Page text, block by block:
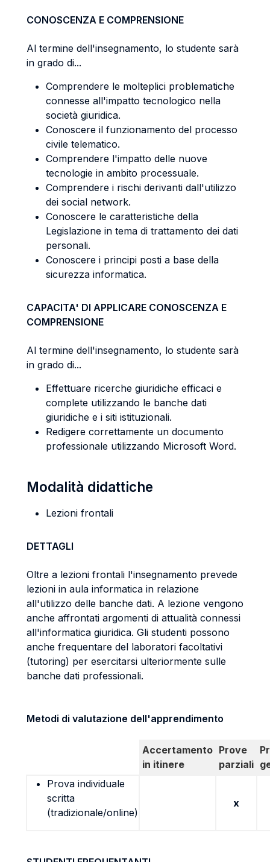
CONOSCENZA E COMPRENSIONE
Al termine dell'insegnamento, lo studente sarà
in grado di...
Comprendere le molteplici problematiche
connesse all'impatto tecnologico nella
società giuridica.
Conoscere il funzionamento del processo
civile telematico.
Comprendere l'impatto delle nuove
tecnologie in ambito processuale.
Comprendere i rischi derivanti dall'utilizzo
dei social network.
Conoscere le caratteristiche della
Legislazione in tema di trattamento dei dati
personali.
Conoscere i principi posti a base della
sicurezza informatica.
CAPACITA' DI APPLICARE CONOSCENZA E
COMPRENSIONE
Al termine dell'insegnamento, lo studente sarà
in grado di...
Effettuare ricerche giuridiche efficaci e
complete utilizzando le banche dati
giuridiche e i siti istituzionali.
Redigere correttamente un documento
professionale utilizzando Microsoft Word.
Modalità didattiche
Lezioni frontali
DETTAGLI
Oltre a lezioni frontali l'insegnamento prevede
lezioni in aula informatica in relazione
all'utilizzo delle banche dati. A lezione vengono
anche affrontati argomenti di attualità connessi
all'informatica giuridica. Gli studenti possono
anche frequentare del laboratori facoltativi
(tutoring) per esercitarsi ulteriormente sulle
banche dati professionali.
Metodi di valutazione dell'apprendimento
Accertamento
in itinere
Prove
parziali
Prova individuale
scritta
(tradizionale/online)
x